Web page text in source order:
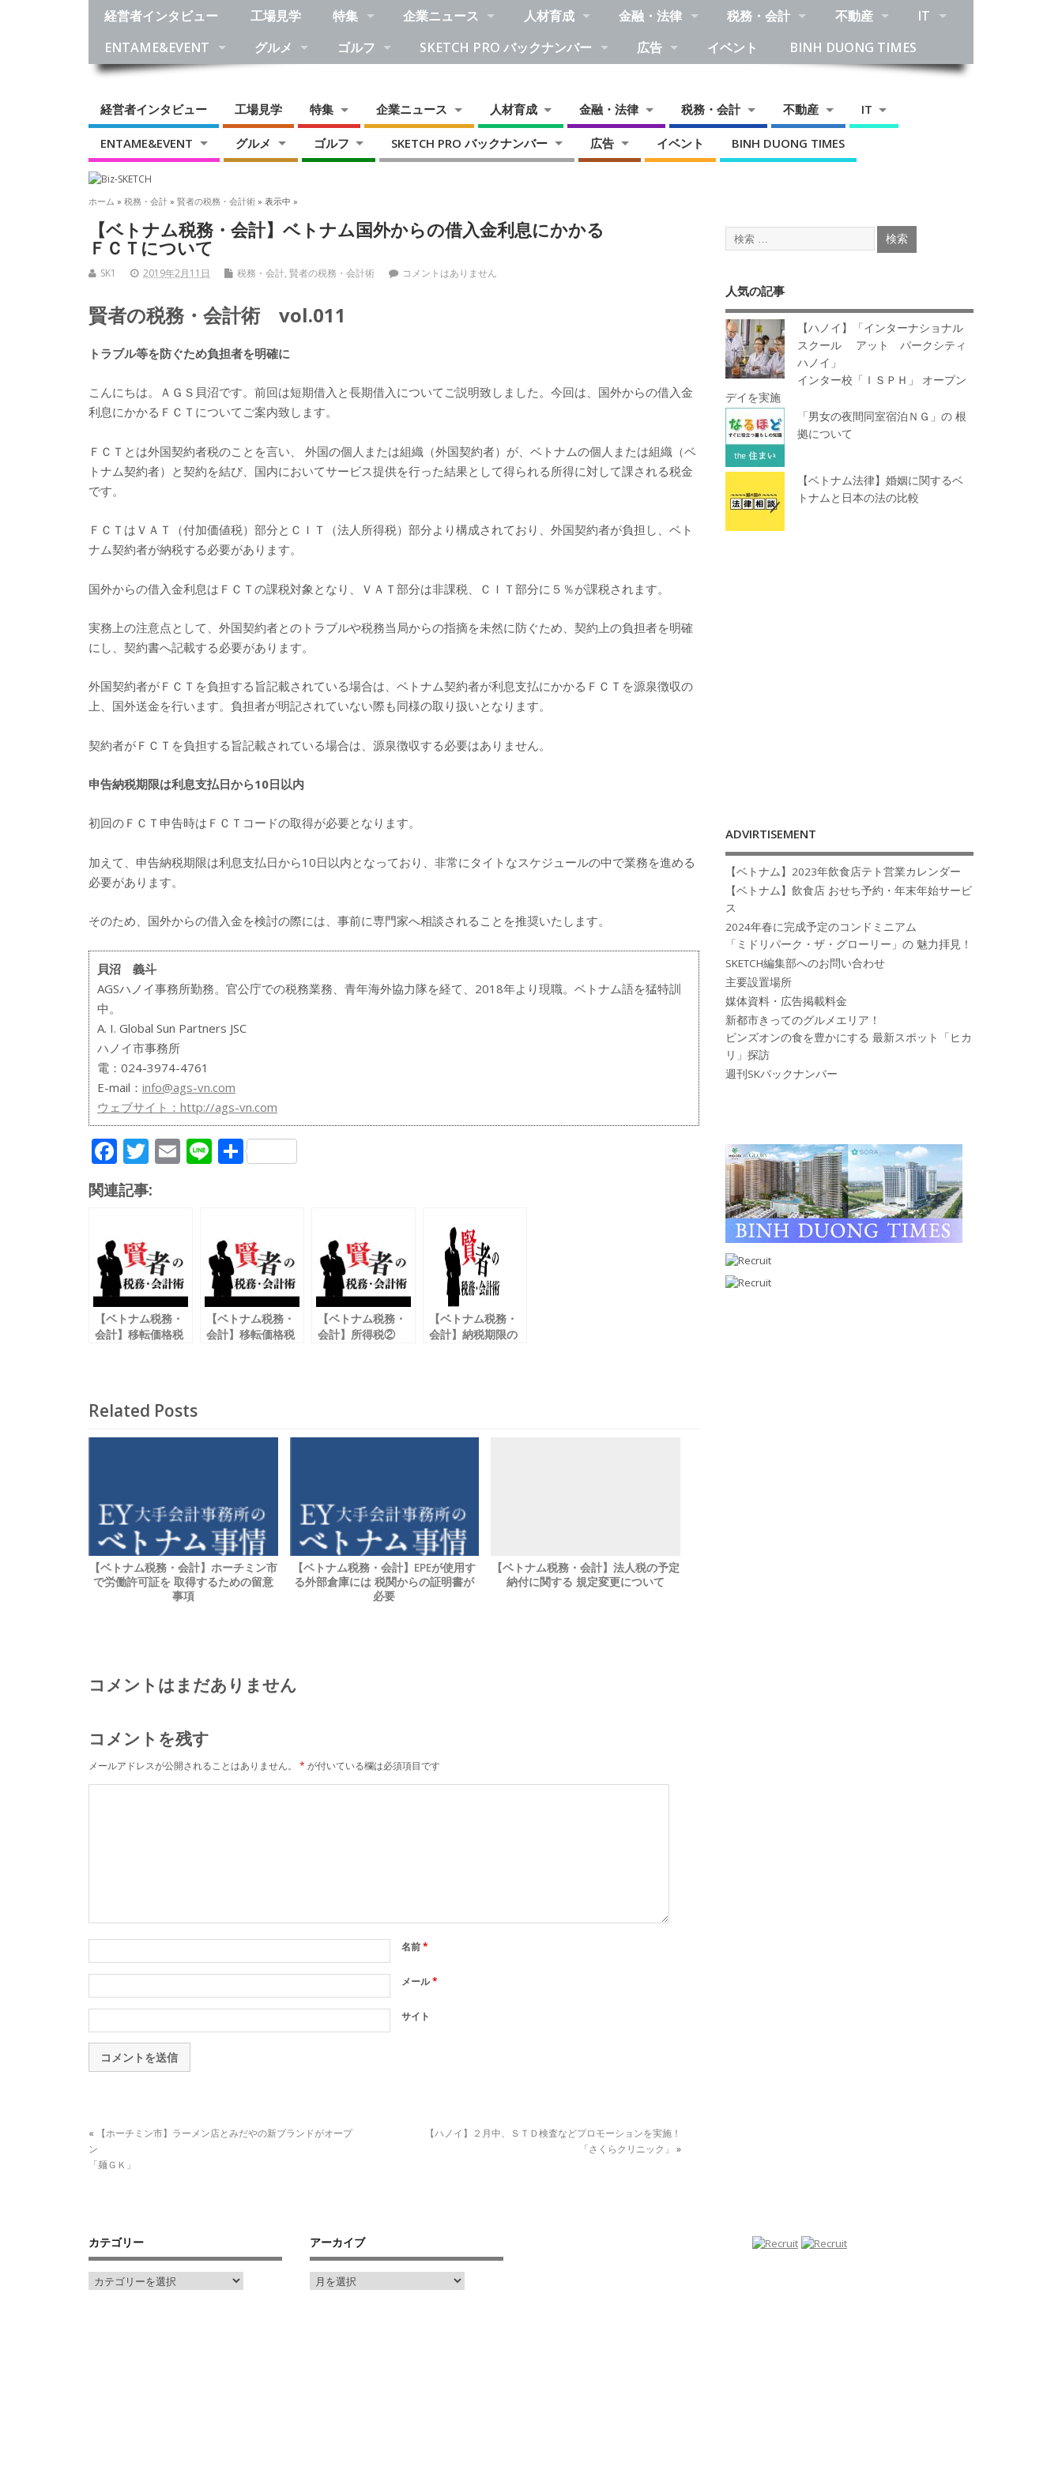
経営者インタビュー 工場見学 特集 企業ニュース 人材育成 金融・法律 税務・会計 不動産
IT
ENTAME&EVENT
グルメ ゴルフ SKETCH PRO バックナンバー 広告 イベント BINH DUONG TIMES
経営者インタビュー 工場見学 特集 企業ニュース 人材育成 金融・法律 税務・会計 不動産 IT
ENTAME&EVENT グルメ ゴルフ SKETCH PRO バックナンバー 広告 イベント BINH DUONG TIMES
ホーム » 税務・会計 » 賢者の税務・会計術 » 表示中 »
【ベトナム税務・会計】ベトナム国外からの借入金利息にかかる
ＦＣＴについて
SK1 2019年2月11日 税務・会計, 賢者の税務・会計術 コメントはありません
賢者の税務・会計術 vol.011
トラブル等を防ぐため負担者を明確に
こんにちは。ＡＧＳ貝沼です。前回は短期借入と長期借入についてご説明致しました。今回は、国外からの借入金
利息にかかるＦＣＴについてご案内致します。
ＦＣＴとは外国契約者税のことを言い、 外国の個人または組織（外国契約者）が、ベトナムの個人または組織（ベ
トナム契約者）と契約を結び、国内においてサービス提供を行った結果として得られる所得に対して課される税金
です。
ＦＣＴはＶＡＴ（付加価値税）部分とＣＩＴ（法人所得税）部分より構成されており、外国契約者が負担し、ベト
ナム契約者が納税する必要があります。
国外からの借入金利息はＦＣＴの課税対象となり、ＶＡＴ部分は非課税、ＣＩＴ部分に５％が課税されます。
実務上の注意点として、外国契約者とのトラブルや税務当局からの指摘を未然に防ぐため、契約上の負担者を明確
にし、契約書へ記載する必要があります。
外国契約者がＦＣＴを負担する旨記載されている場合は、ベトナム契約者が利息支払にかかるＦＣＴを源泉徴収の
上、国外送金を行います。負担者が明記されていない際も同様の取り扱いとなります。
契約者がＦＣＴを負担する旨記載されている場合は、源泉徴収する必要はありません。
申告納税期限は利息支払日から10日以内
初回のＦＣＴ申告時はＦＣＴコードの取得が必要となります。
加えて、申告納税期限は利息支払日から10日以内となっており、非常にタイトなスケジュールの中で業務を進める
必要があります。
そのため、国外からの借入金を検討の際には、事前に専門家へ相談されることを推奨いたします。
貝沼 義斗
AGSハノイ事務所勤務。官公庁での税務業務、青年海外協力隊を経て、2018年より現職。ベトナム語を猛特訓
中。
A. I. Global Sun Partners JSC
ハノイ市事務所
電：024-3974-4761
E-mail： info@ags-vn.com
ウェブサイト： http://ags-vn.com
F
ac
e
o
o
k
T
w
itt
E
m
Li
n
共
有
関連記事:
【ベトナム税務・
会計】移転価格税
【ベトナム税務・
会計】移転価格税
【ベトナム税務・
会計】所得税②
【ベトナム税務・
会計】納税期限の
Related Posts
【ベトナム税務・会計】ホーチミン市
で労働許可証を 取得するための留意
事項
【ベトナム税務・会計】EPEが使用す
る外部倉庫には 税関からの証明書が
必要
【ベトナム税務・会計】法人税の予定
納付に関する 規定変更について
コメントはまだありません
コメントを残す
メールアドレスが公開されることはありません。 * が付いている欄は必須項目です
名前*
メール*
サイト
«
【ホーチミン市】ラーメン店とみだやの新ブランドがオープ
ン
「麺ＧＫ」
【ハノイ】２月中、ＳＴＤ検査などプロモーションを実施！
「さくらクリニック」 »
人気の記事
【ハノイ】「インターナショナル
スクール アット パークシティ
ハノイ」
インター校「ＩＳＰＨ」 オープン
デイを実施
「男女の夜間同室宿泊ＮＧ」の 根
拠について
【ベトナム法律】婚姻に関するベ
トナムと日本の法の比較
ADVIRTISEMENT
【ベトナム】2023年飲食店テト営業カレンダー
【ベトナム】飲食店 おせち予約・年末年始サービ
ス
2024年春に完成予定のコンドミニアム
「ミドリパーク・ザ・グローリー」の 魅力拝見！
SKETCH編集部へのお問い合わせ
主要設置場所
媒体資料・広告掲載料金
新都市きってのグルメエリア！
ビンズオンの食を豊かにする 最新スポット「ヒカ
リ」探訪
週刊SKバックナンバー
カテゴリー アーカイブ